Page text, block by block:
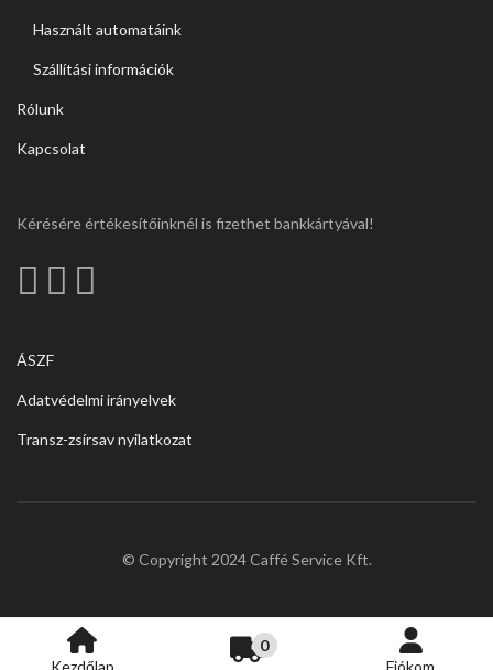
Használt automatáink
Szállítási információk
Rólunk
Kapcsolat
Kérésére értékesítőinknél is fizethet bankkártyával!
ÁSZF
Adatvédelmi irányelvek
Transz-zsírsav nyilatkozat
© Copyright 2024 Caffé Service Kft.
Kezdőlap
0
Fiókom